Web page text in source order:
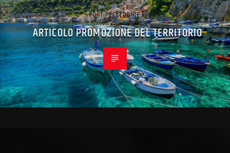
POST PRECEDENTE
ARTICOLO PROMOZIONE DEL TERRITORIO